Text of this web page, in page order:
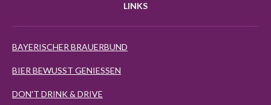
LINKS
BAYERISCHER BRAUERBUND
BIER BEWUSST GENIESSEN
DON'T DRINK & DRIVE